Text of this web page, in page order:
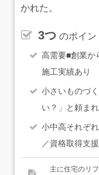
かれた。
3つ のポイン
高需要■創業か
施工実績あり
小さいものづ
い？」と頼ま
小中高それぞ
／資格取得支
主に住宅のリ